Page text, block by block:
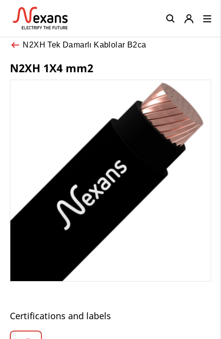
N2XH Tek Damarlı Kablolar B2ca
N2XH 1X4 mm2
Certifications and labels
Close